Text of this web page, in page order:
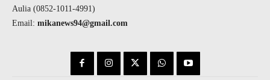
Aulia (0852-1011-4991)
Email: mikanews94@gmail.com